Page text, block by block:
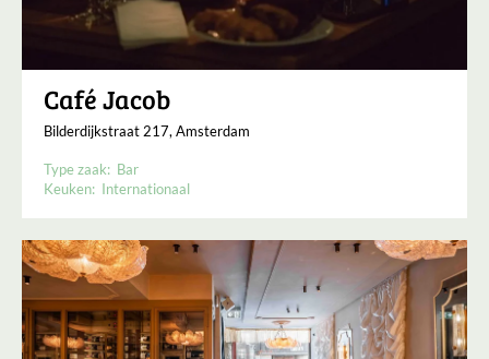
Café Jacob
Bilderdijkstraat 217, Amsterdam
Type zaak: Bar
Keuken: Internationaal